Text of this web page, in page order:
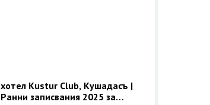
хотел Kustur Club, Кушадасъ |
Ранни записвания 2025 за